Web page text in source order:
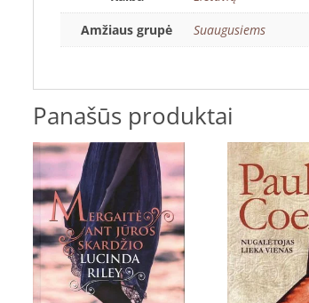
Amžiaus grupė
Suaugusiems
Panašūs produktai